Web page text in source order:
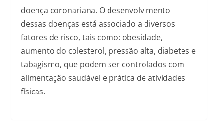
doença coronariana. O desenvolvimento
dessas doenças está associado a diversos
fatores de risco, tais como: obesidade,
aumento do colesterol, pressão alta, diabetes e
tabagismo, que podem ser controlados com
alimentação saudável e prática de atividades
físicas.